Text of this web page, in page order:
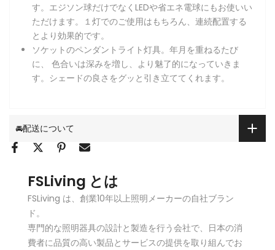
す。エジソン球だけでなくLEDや省エネ電球にもお使いい
ただけます。１灯でのご使用はもちろん、連続配置する
とより効果的です。
ソケットのペンダントライト灯具。年月を重ねるたび
に、 色合いは深みを増し、より魅了的になっていきま
す。シェードの良さをグッと引き立ててくれます。
🚘配送について
FSLiving とは
FSLiving は、創業10年以上照明メーカーの自社ブラン
ド。
専門的な照明器具の設計と製造を行う会社で、日本の消
費者に品質の高い製品とサービスの提供を取り組んでお